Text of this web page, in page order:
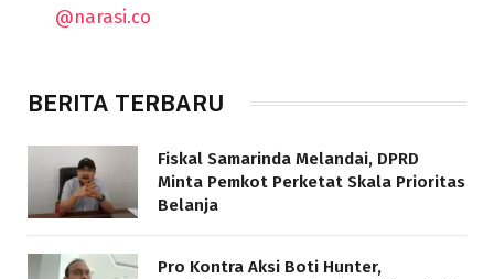
@narasi.co
BERITA TERBARU
Fiskal Samarinda Melandai, DPRD
Minta Pemkot Perketat Skala Prioritas
Belanja
Pro Kontra Aksi Boti Hunter,